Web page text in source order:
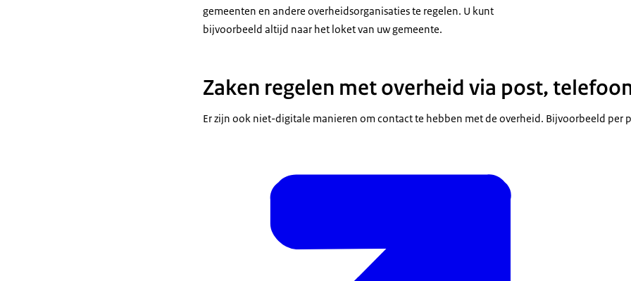
gemeenten en andere overheidsorganisaties te regelen. U kunt
bijvoorbeeld altijd naar het loket van uw gemeente.
Zaken regelen met overheid via post,
Er zijn ook niet-digitale manieren om contact te hebben met de overheid. Bijvoorbeeld per